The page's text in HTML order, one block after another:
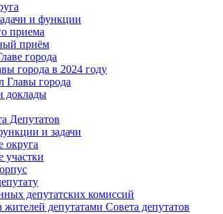
и функции
приема
приём
города
города в 2024 году
Главы города
доклады
Депутатов
и задачи
округа
участки
депутатских комиссий
депутатами Совета депутатов